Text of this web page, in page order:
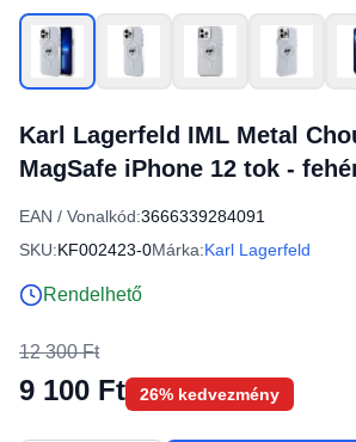
Karl Lagerfeld IML Metal
MagSafe iPhone 12 tok -
EAN / Vonalkód:3666339284091
SKU:KF002423-0Márka:Karl Lagerfeld
Rendelhető
12 300 Ft
9 100 Ft 26% kedvezmény